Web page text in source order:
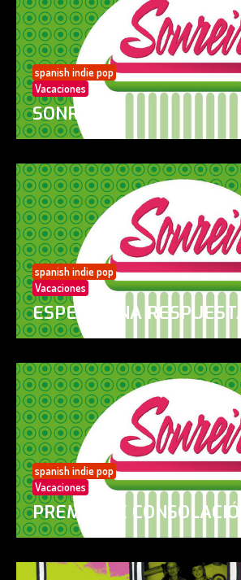
spanish indie pop
Vacaciones
SONREÍR
spanish indie pop
Vacaciones
ESPERO UNA RESPUESTA
spanish indie pop
Vacaciones
PREMIO DE CONSOLACIÓN